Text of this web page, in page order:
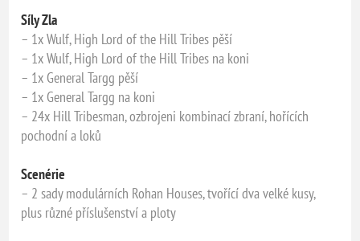
Síly Zla
– 1x Wulf, High Lord of the Hill Tribes pěší
– 1x Wulf, High Lord of the Hill Tribes na koni
– 1x General Targg pěší
– 1x General Targg na koni
– 24x Hill Tribesman, ozbrojeni kombinací zbraní, hořících
pochodní a loků
Scenérie
– 2 sady modulárních Rohan Houses, tvořící dva velké kusy,
plus různé příslušenství a ploty